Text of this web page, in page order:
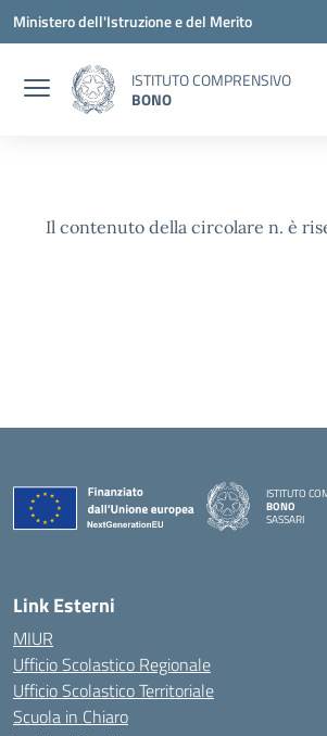
Vai ai contenuti
Vai al menu di navigazione
Vai al footer
Ministero dell'Istruzione e del Merito
ISTITUTO COMPRENSIVO
BONO
Il contenuto della circolare n. è
ISTITUTO
BONO
SASSARI
Link Esterni
MIUR
Ufficio Scolastico Regionale
Ufficio Scolastico Territoriale
Scuola in Chiaro